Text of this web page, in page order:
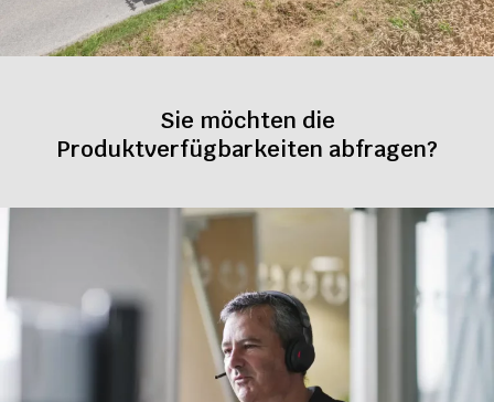
Sie möchten die
Produktverfügbarkeiten abfragen?